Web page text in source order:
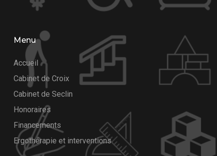
Menu
Accueil
Cabinet de Croix
Cabinet de Seclin
Honoraires
Financements
Ergothérapie et interventions